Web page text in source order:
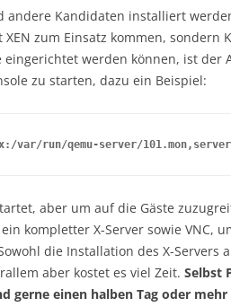
andere Kandidaten installiert
zum Einsatz kommen, sondern
werden können, ist der
zu starten, dazu ein Beispiel:
var/run/qemu-server/
aber um auf die Gäste
kompletter X-Server sowie VNC,
die Installation des X-Servers
aber kostet es viel Zeit. Selbst
gerne einen halben Tag oder